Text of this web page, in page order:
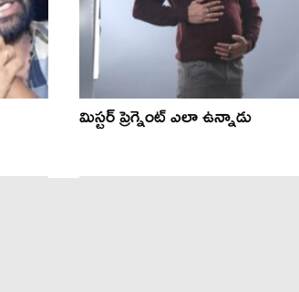
మిస్టర్ ప్రెగ్నెంట్ ఎలా ఉన్నాడు